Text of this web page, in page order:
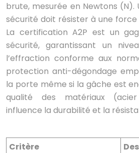
brute, mesurée en Newtons (N).
sécurité doit résister à une force
La certification A2P est un
sécurité, garantissant un
l’effraction conforme aux
protection anti-dégondage
la porte même si la gâche est
qualité des matériaux
influence la durabilité et la
Critère